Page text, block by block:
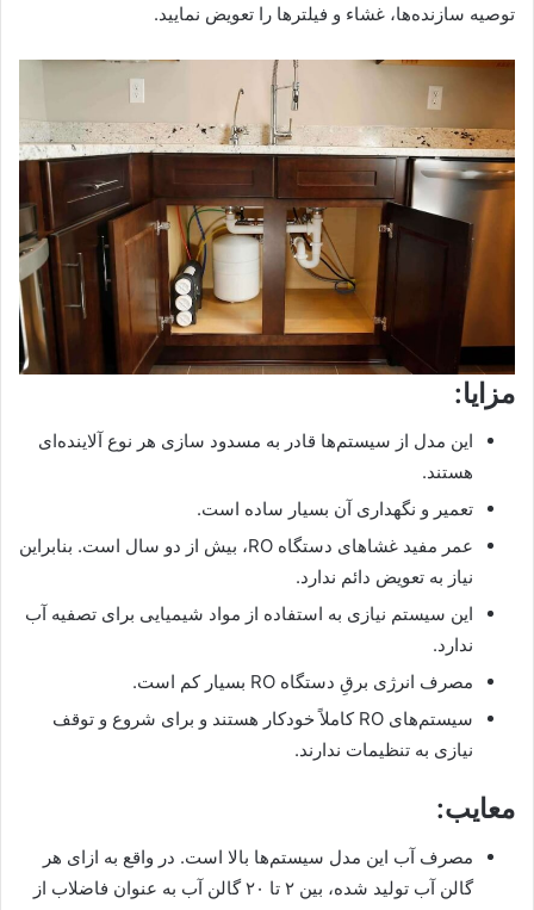
توصیه سازنده‌ها، غشاء و فیلترها را تعویض نمایید.
مزایا:
این مدل از سیستم‌ها قادر به مسدود سازی هر نوع آلاینده‌ای
هستند.
تعمیر و نگهداری آن بسیار ساده است.
عمر مفید غشاهای دستگاه RO، بیش از دو سال است. بنابراین
نیاز به تعویض دائم ندارد.
این سیستم نیازی به استفاده از مواد شیمیایی برای تصفیه آب
ندارد.
مصرف انرژی برقِ دستگاه RO بسیار کم است.
سیستم‌های RO کاملاً خودکار هستند و برای شروع و توقف
نیازی به تنظیمات ندارند.
معایب:
مصرف آب این مدل سیستم‌ها بالا است. در واقع به ازای هر
گالن آب تولید شده، بین ۲ تا ۲۰ گالن آب به عنوان فاضلاب از